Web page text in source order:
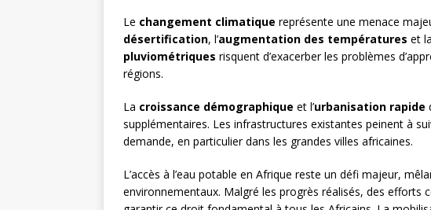
Le changement climatique représente une menace
désertification, l’augmentation des températures et la
pluviométriques risquent d’exacerber les problèmes
régions.
La croissance démographique et l’urbanisation rapide
supplémentaires. Les infrastructures existantes peinent à
demande, en particulier dans les grandes villes africaines.
L’accès à l’eau potable en Afrique reste un défi majeur,
environnementaux. Malgré les progrès réalisés, des efforts